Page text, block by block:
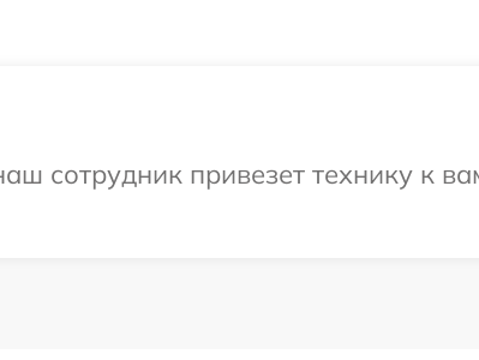
сотрудник привезет технику к